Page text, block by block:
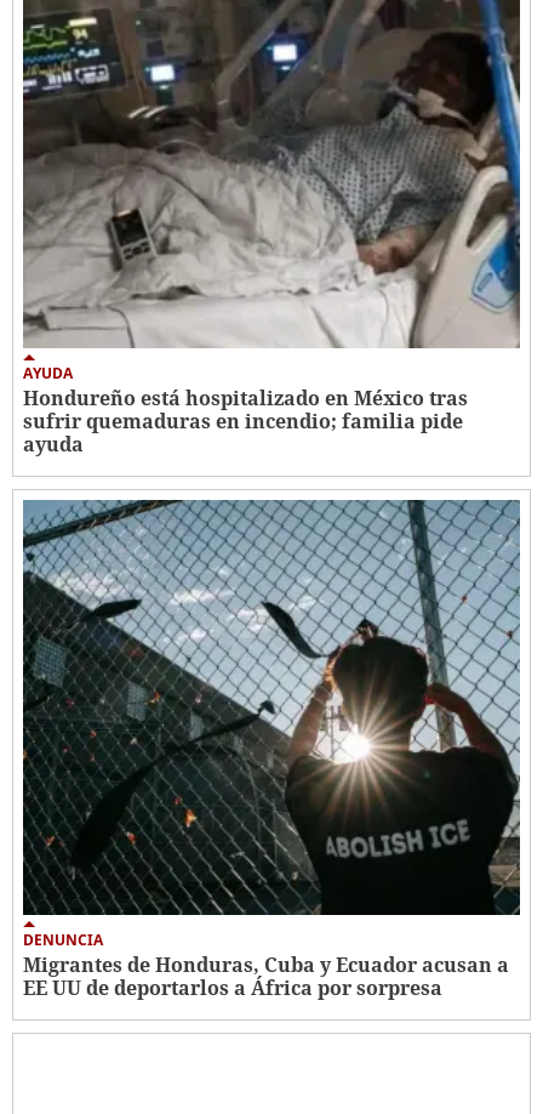
AYUDA
Hondureño está hospitalizado en México tras
sufrir quemaduras en incendio; familia pide
ayuda
DENUNCIA
Migrantes de Honduras, Cuba y Ecuador acusan a
EE UU de deportarlos a África por sorpresa